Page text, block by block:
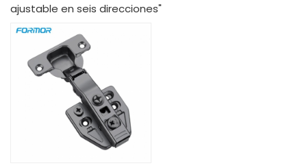
ajustable en seis direcciones"